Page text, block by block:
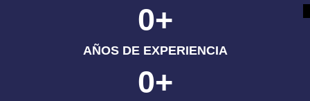
AÑOS DE EXPERIENCIA
0+
0+